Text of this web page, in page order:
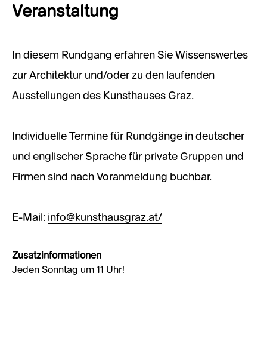
Veranstaltung
In diesem Rundgang erfahren Sie Wissenswertes
zur Architektur und/oder zu den laufenden
Ausstellungen des Kunsthauses Graz.
Individuelle Termine für Rundgänge in deutscher
und englischer Sprache für private Gruppen und
Firmen sind nach Voranmeldung buchbar.
E-Mail: info@kunsthausgraz.at/
Zusatzinformationen
Jeden Sonntag um 11 Uhr!